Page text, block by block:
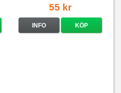
55 kr
INFO KÖP